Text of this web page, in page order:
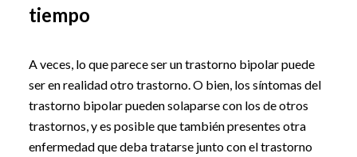
tiempo
A veces, lo que parece ser un trastorno bipolar puede
ser en realidad otro trastorno. O bien, los síntomas del
trastorno bipolar pueden solaparse con los de otros
trastornos, y es posible que también presentes otra
enfermedad que deba tratarse junto con el trastorno